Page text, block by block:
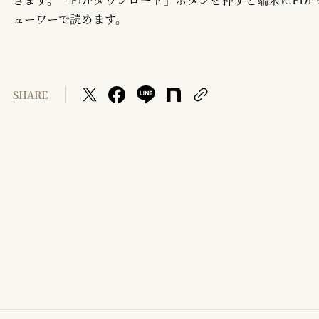
ューワーで読めます。
SHARE